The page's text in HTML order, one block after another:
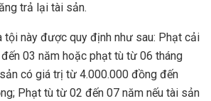
trả lại tài sản.
tội này được quy định như sau: Phạt cải
03 năm hoặc phạt tù từ 06 tháng
có giá trị từ 4.000.000 đồng đến
Phạt tù từ 02 đến 07 năm nếu tài sản